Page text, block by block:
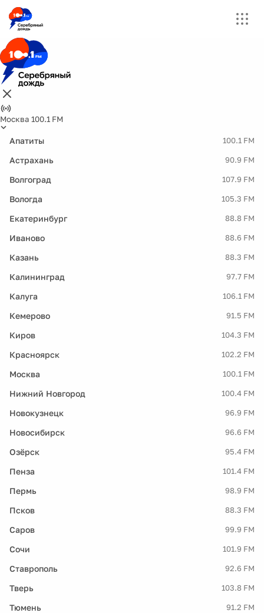
Москва 100.1 FM
Апатиты 100.1 FM
Астрахань 90.9 FM
Волгоград 107.9 FM
Вологда 105.3 FM
Екатеринбург 88.8 FM
Иваново 88.6 FM
Казань 88.3 FM
Калининград 97.7 FM
Калуга 106.1 FM
Кемерово 91.5 FM
Киров 104.3 FM
Красноярск 102.2 FM
Москва 100.1 FM
Нижний Новгород 100.4 FM
Новокузнецк 96.9 FM
Новосибирск 96.6 FM
Озёрск 95.4 FM
Пенза 101.4 FM
Пермь 98.9 FM
Псков 88.3 FM
Саров 99.9 FM
Сочи 101.9 FM
Ставрополь 92.6 FM
Тверь 103.8 FM
Тюмень 91.2 FM